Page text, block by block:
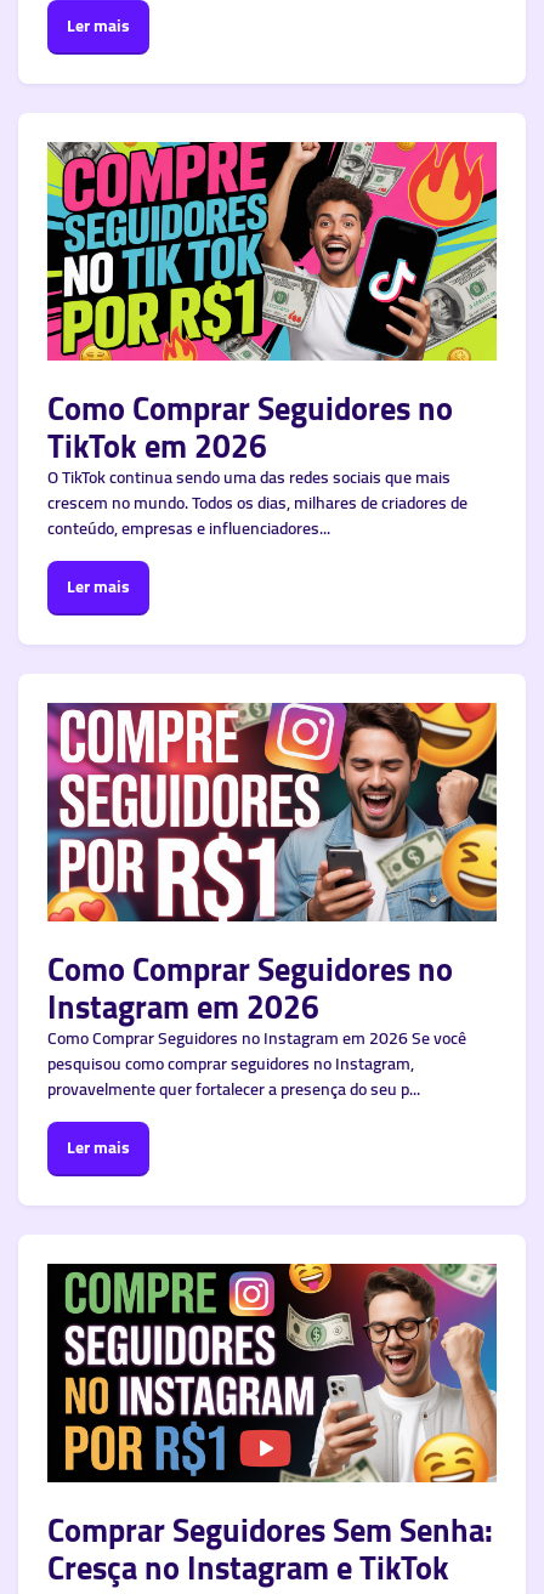
Ler mais
Como Comprar Seguidores no
TikTok em 2026
O TikTok continua sendo uma das redes sociais que mais
crescem no mundo. Todos os dias, milhares de criadores de
conteúdo, empresas e influenciadores...
Ler mais
Como Comprar Seguidores no
Instagram em 2026
Como Comprar Seguidores no Instagram em 2026 Se você
pesquisou como comprar seguidores no Instagram,
provavelmente quer fortalecer a presença do seu p...
Ler mais
Comprar Seguidores Sem Senha:
Cresça no Instagram e TikTok